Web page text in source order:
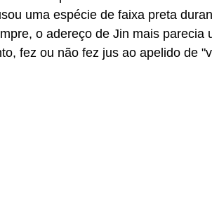
uma espécie de faixa preta
o adereço de Jin mais parecia
fez ou não fez jus ao apelido de